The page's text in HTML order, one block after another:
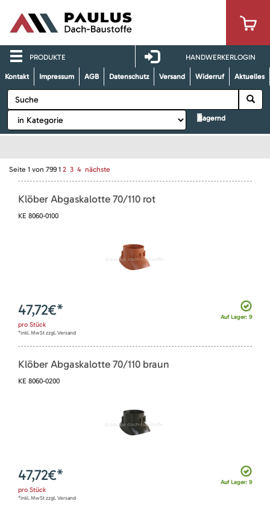
PRODUKTE HANDWERKERLOGIN
Kontakt Impressum AGB Datenschutz Versand Widerruf Aktuelles
lagernd
Seite 1 von 799 1 2 3 4 nächste
Klöber Abgaskalotte 70/110 rot
KE 8060-0100
Auf Lager: 9
47,72€*
pro Stück
*inkl. MwSt zzgl. Versand
Klöber Abgaskalotte 70/110 braun
KE 8060-0200
Auf Lager: 9
47,72€*
pro Stück
*inkl. MwSt zzgl. Versand